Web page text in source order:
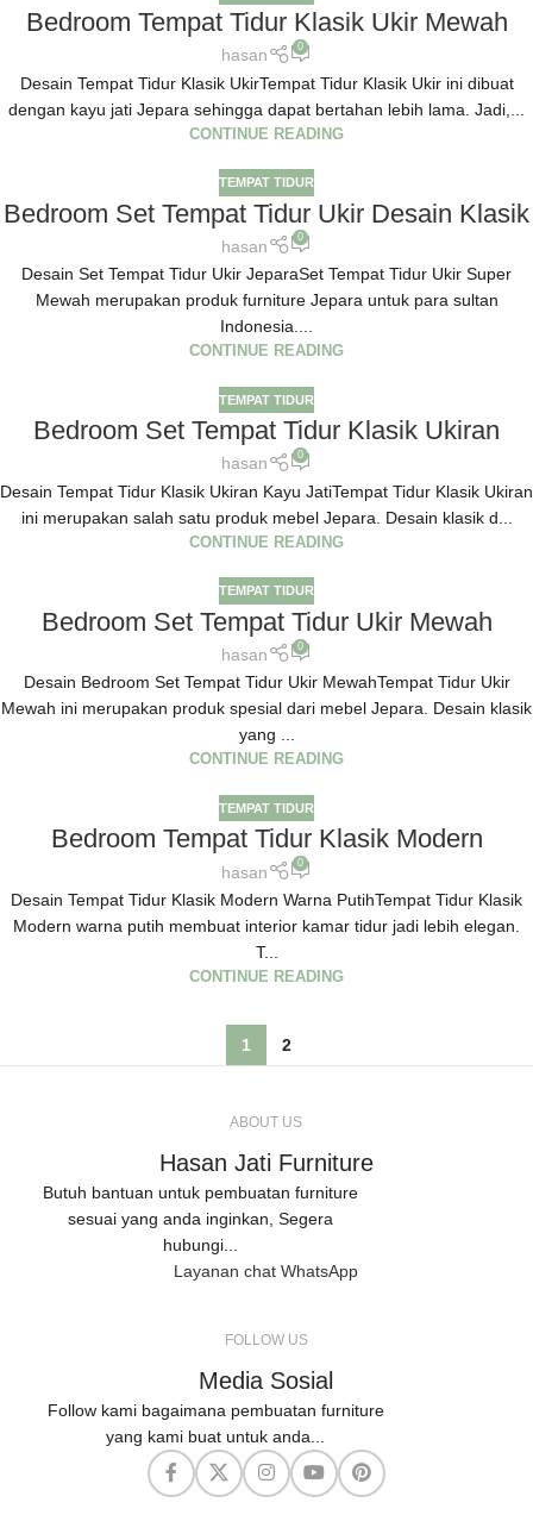
Bedroom Tempat Tidur Klasik Ukir Mewah
hasan 0
Desain Tempat Tidur Klasik UkirTempat Tidur Klasik Ukir ini dibuat
dengan kayu jati Jepara sehingga dapat bertahan lebih lama. Jadi,...
CONTINUE READING
TEMPAT TIDUR
Bedroom Set Tempat Tidur Ukir Desain Klasik
hasan 0
Desain Set Tempat Tidur Ukir JeparaSet Tempat Tidur Ukir Super
Mewah merupakan produk furniture Jepara untuk para sultan
Indonesia....
CONTINUE READING
TEMPAT TIDUR
Bedroom Set Tempat Tidur Klasik Ukiran
hasan 0
Desain Tempat Tidur Klasik Ukiran Kayu JatiTempat Tidur Klasik Ukiran
ini merupakan salah satu produk mebel Jepara. Desain klasik d...
CONTINUE READING
TEMPAT TIDUR
Bedroom Set Tempat Tidur Ukir Mewah
hasan 0
Desain Bedroom Set Tempat Tidur Ukir MewahTempat Tidur Ukir
Mewah ini merupakan produk spesial dari mebel Jepara. Desain klasik
yang ...
CONTINUE READING
TEMPAT TIDUR
Bedroom Tempat Tidur Klasik Modern
hasan 0
Desain Tempat Tidur Klasik Modern Warna PutihTempat Tidur Klasik
Modern warna putih membuat interior kamar tidur jadi lebih elegan.
T...
CONTINUE READING
1 2
ABOUT US
Hasan Jati Furniture
Butuh bantuan untuk pembuatan furniture
sesuai yang anda inginkan, Segera
hubungi...
Layanan chat WhatsApp
FOLLOW US
Media Sosial
Follow kami bagaimana pembuatan furniture
yang kami buat untuk anda...